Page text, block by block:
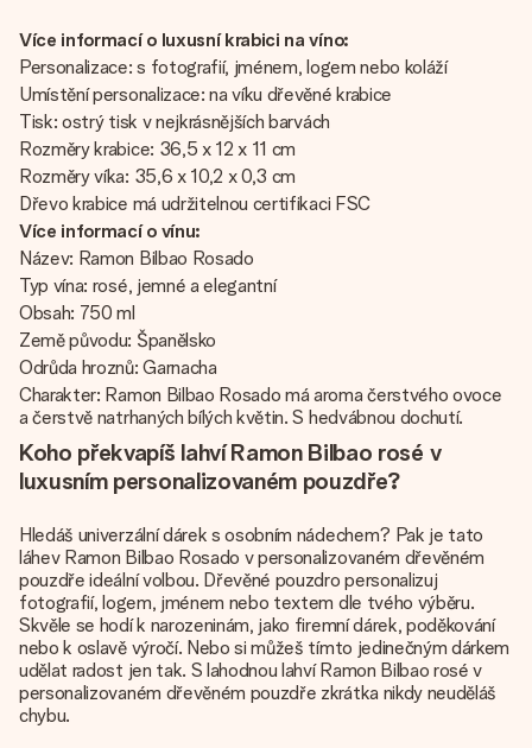
Více informací o luxusní krabici na víno:
Personalizace: s fotografií, jménem, logem nebo koláží
Umístění personalizace: na víku dřevěné krabice
Tisk: ostrý tisk v nejkrásnějších barvách
Rozměry krabice: 36,5 x 12 x 11 cm
Rozměry víka: 35,6 x 10,2 x 0,3 cm
Dřevo krabice má udržitelnou certifikaci FSC
Více informací o vínu:
Název: Ramon Bilbao Rosado
Typ vína: rosé, jemné a elegantní
Obsah: 750 ml
Země původu: Španělsko
Odrůda hroznů: Garnacha
Charakter: Ramon Bilbao Rosado má aroma čerstvého ovoce
a čerstvě natrhaných bílých květin. S hedvábnou dochutí.
Koho překvapíš lahví Ramon Bilbao rosé v
luxusním personalizovaném pouzdře?
Hledáš univerzální dárek s osobním nádechem? Pak je tato
láhev Ramon Bilbao Rosado v personalizovaném dřevěném
pouzdře ideální volbou. Dřevěné pouzdro personalizuj
fotografií, logem, jménem nebo textem dle tvého výběru.
Skvěle se hodí k narozeninám, jako firemní dárek, poděkování
nebo k oslavě výročí. Nebo si můžeš tímto jedinečným dárkem
udělat radost jen tak. S lahodnou lahví Ramon Bilbao rosé v
personalizovaném dřevěném pouzdře zkrátka nikdy neuděláš
chybu.